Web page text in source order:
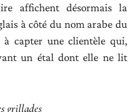
affichent désormais la
à côté du nom arabe du
capter une clientèle qui,
un étal dont elle ne lit
grillades